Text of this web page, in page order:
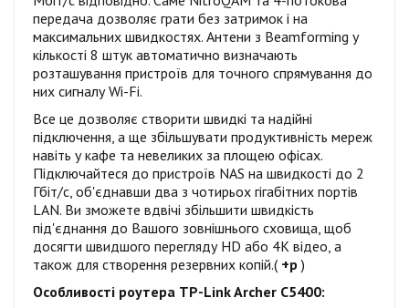
передача дозволяє грати без затримок і на
максимальних швидкостях. Антени з Beamforming у
кількості 8 штук автоматично визначають
розташування пристроїв для точного спрямування до
них сигналу Wi-Fi.
Все це дозволяє створити швидкі та надійні
підключення, а ще збільшувати продуктивність мереж
навіть у кафе та невеликих за площею офісах.
Підключайтеся до пристроїв NAS на швидкості до 2
Гбіт/с, об'єднавши два з чотирьох гігабітних портів
LAN. Ви зможете вдвічі збільшити швидкість
під'єднання до Вашого зовнішнього сховища, щоб
досягти швидшого перегляду HD або 4K відео, а
також для створення резервних копій.( +р)
Особливості роутера TP-Link Archer C5400: